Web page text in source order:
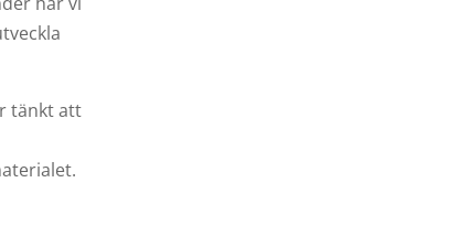
tänkt att